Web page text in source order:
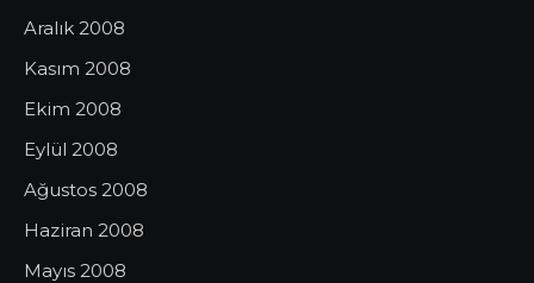
Aralık 2008
Kasım 2008
Ekim 2008
Eylül 2008
Ağustos 2008
Haziran 2008
Mayıs 2008